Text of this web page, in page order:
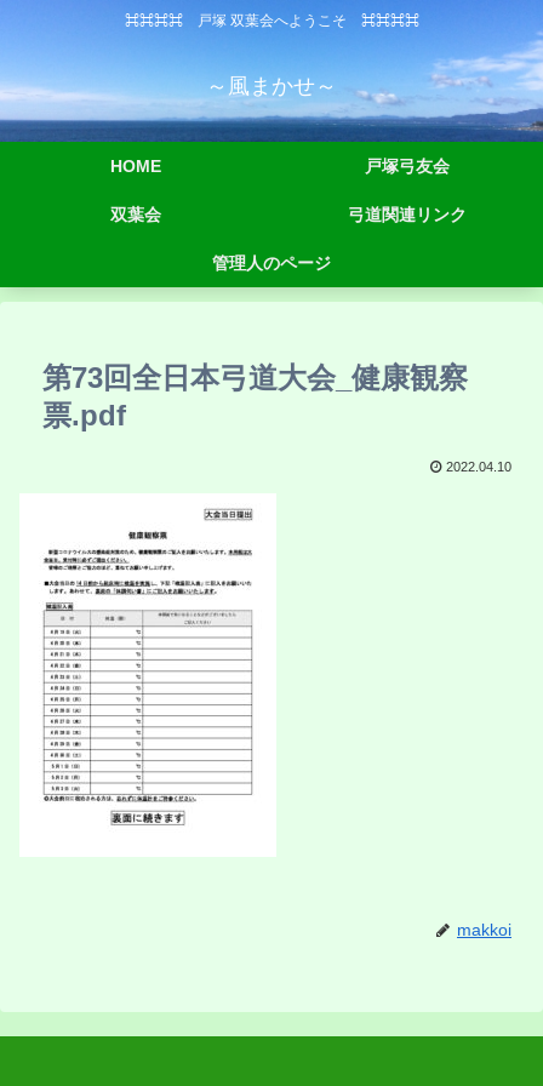
⌘⌘⌘⌘ 戸塚 双葉会へようこそ ⌘⌘⌘⌘
～風まかせ～
HOME 戸塚弓友会
双葉会 弓道関連リンク
管理人のページ
第73回全日本弓道大会_健康観察
票.pdf
2022.04.10
makkoi